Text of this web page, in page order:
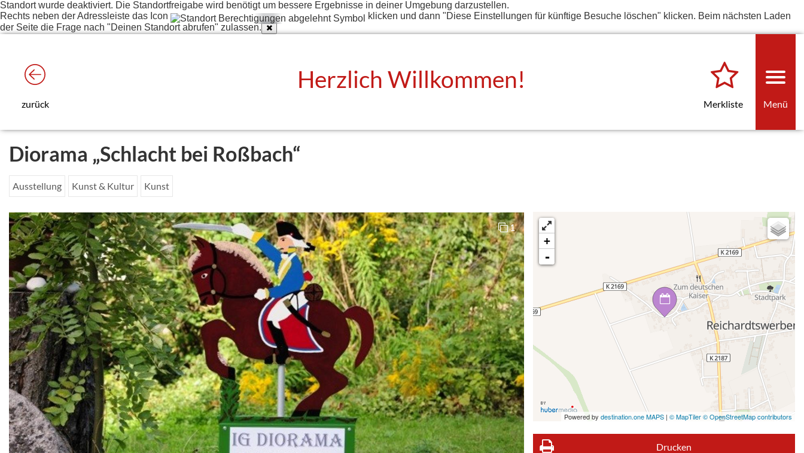
Standort wurde deaktiviert. Die Standortfreigabe wird benötigt um bessere Ergebnisse in deiner Umgebung darzustellen.
Rechts neben der Adressleiste das Icon
klicken und dann "Diese Einstellungen für künftige Besuche löschen" klicken. Beim nächsten Laden
der Seite die Frage nach "Deinen Standort abrufen" zulassen.
zurück
Herzlich Willkommen!
Merkliste Menü
Diorama „Schlacht bei Roßbach“
Ausstellung Kunst & Kultur Kunst
1
+
-
Powered by destination.one MAPS | © MapTiler © OpenStreetMap contributors
Drucken